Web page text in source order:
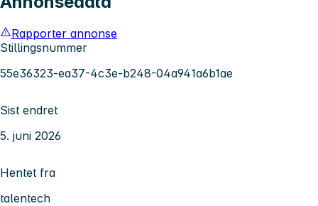
Rapporter annonse
Stillingsnummer
55e36323-ea37-4c3e-b248-04a941a6b1ae
Sist endret
5. juni 2026
Hentet fra
talentech